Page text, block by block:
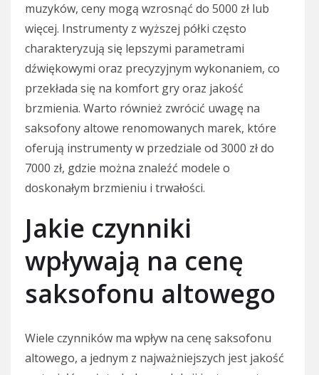
muzyków, ceny mogą wzrosnąć do 5000 zł lub
więcej. Instrumenty z wyższej półki często
charakteryzują się lepszymi parametrami
dźwiękowymi oraz precyzyjnym wykonaniem, co
przekłada się na komfort gry oraz jakość
brzmienia. Warto również zwrócić uwagę na
saksofony altowe renomowanych marek, które
oferują instrumenty w przedziale od 3000 zł do
7000 zł, gdzie można znaleźć modele o
doskonałym brzmieniu i trwałości.
Jakie czynniki
wpływają na cenę
saksofonu altowego
Wiele czynników ma wpływ na cenę saksofonu
altowego, a jednym z najważniejszych jest jakość